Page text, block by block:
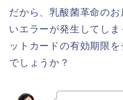
だから、乳酸菌革命の
いエラーが発生してし
ットカードの有効期限
でしょうか？